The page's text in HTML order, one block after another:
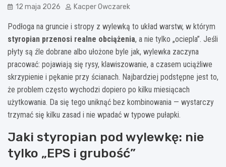
12 maja 2026 Kacper Owczarek
Podłoga na gruncie i stropy z wylewką to układ warstw, w którym
styropian przenosi realne obciążenia, a nie tylko „ociepla”. Jeśli
płyty są źle dobrane albo ułożone byle jak, wylewka zaczyna
pracować: pojawiają się rysy, klawiszowanie, a czasem uciążliwe
skrzypienie i pękanie przy ścianach. Najbardziej podstępne jest to,
że problem często wychodzi dopiero po kilku miesiącach
użytkowania. Da się tego uniknąć bez kombinowania — wystarczy
trzymać się kilku zasad i nie wpadać w typowe pułapki.
Jaki styropian pod wylewkę: nie
tylko „EPS i grubość”